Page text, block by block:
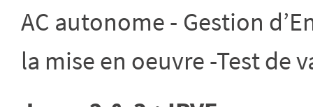
AC autonome - Gestion
la mise en oeuvre -Test de